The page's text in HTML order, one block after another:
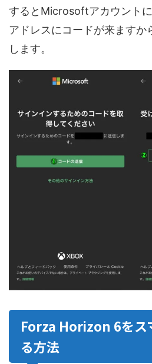
するとMicrosoftアカウント
アドレスにコードが来ますか
します。
Forza Horizon 6をス
る方法